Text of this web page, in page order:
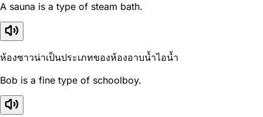
A sauna is a type of steam bath.
ห้องซาวน่าเป็นประเภทของห้องอาบน้ำไอน้ำ
Bob is a fine type of schoolboy.